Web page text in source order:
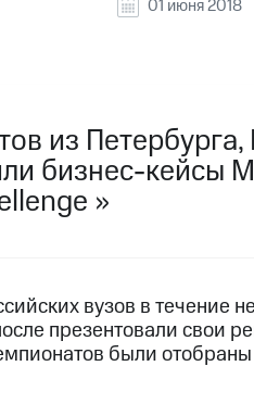
01 июня 2018
из
бизнес-кейсы
>>
вузов в течение
презентовали свои
были отобраны